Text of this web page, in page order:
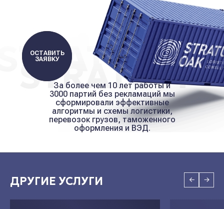
За более чем 10 лет работы и
3000 партий без рекламаций мы
сформировали эффективные
алгоритмы и схемы логистики,
перевозок грузов, таможенного
оформления и ВЭД.
ОСТАВИТЬ
ЗАЯВКУ
STRATUM
ДРУГИЕ УСЛУГИ